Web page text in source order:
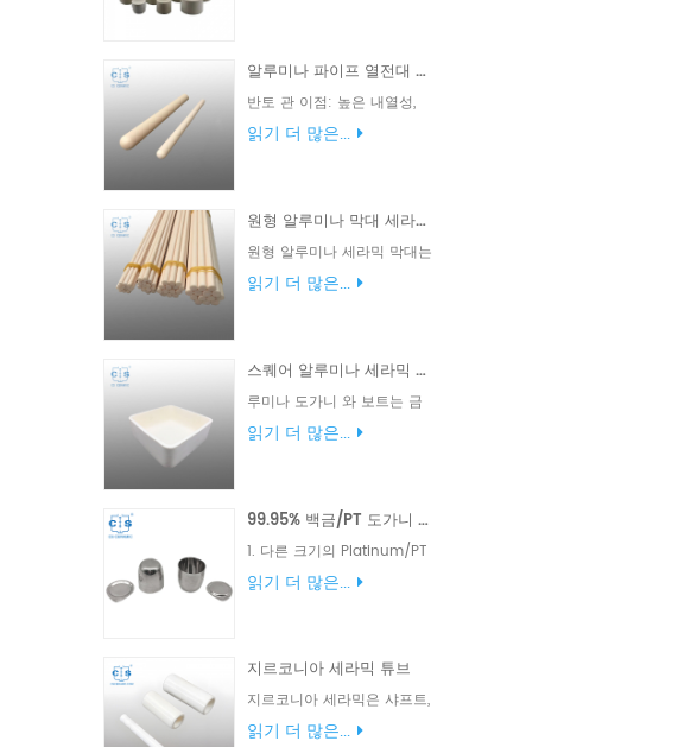
추출할 수 있게 해줍니다. 알루미나 파이프 열전대 절연체 세라믹 보호 튜브(한쪽 끝 폐쇄) 1-2500mm
반토 관 이점: 높은 내열성,
좋은 찬 저항 내열성, 산과 알
읽기 더 많은...
원형 알루미나 막대 세라믹 막대 길이 1-2500mm
원형 알루미나 세라믹 막대는
다른 세라믹보다 중량 대비
강도가 높으며 더 가볍고 더
기와 모양으로 제공됩니다.
읽기 더 많은...
스퀘어 알루미나 세라믹 도가니 보트
루미나 도가니 와 보트는 금
속 및 비금속 재료 샘플 용해
뿐만 아니라 실험실 및 산업
니다.
읽기 더 많은...
99.95% 백금/PT 도가니 용량 5ml/20ml/30ml/ 50ml/100ml 표준 커버 포함
1. 다른 크기의 Platinum/PT
Crucible 수행필요에 따라
.2. Platinum/PT Crucibles
제조업체 .CS CERMAIC
CO.,LTD
읽기 더 많은...
지르코니아 세라믹 튜브
지르코니아 세라믹은 샤프트,
플런저, 밀봉 구조, 자동차 산
읽기 더 많은...